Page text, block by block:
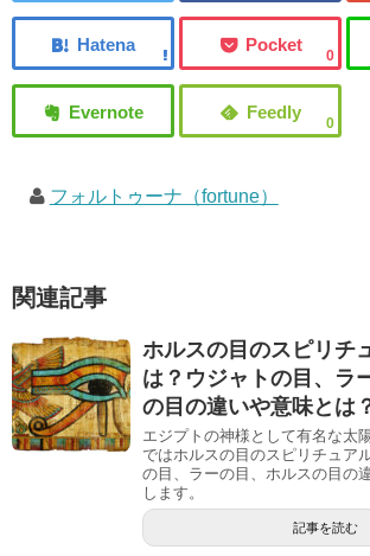
0
0
フォルトゥーナ（fortune）
関連記事
ホルスの目のスピリチ
は？ウジャトの目、ラ
の目の違いや意味とは
エジプトの神様として有名な太
ではホルスの目のスピリチュア
の目、ラーの目、ホルスの目の
します。
記事を読む